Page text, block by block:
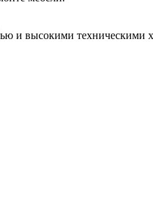
и высокими техническими